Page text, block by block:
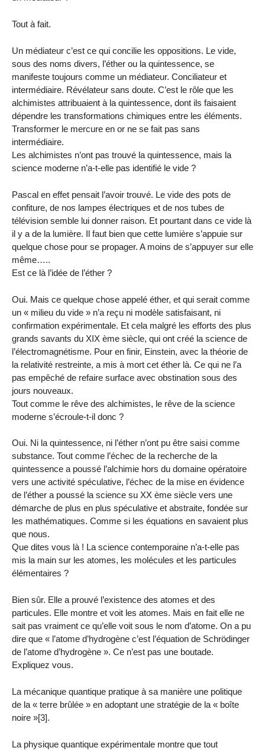
Tout à fait.
Un médiateur c’est ce qui concilie les oppositions. Le vide,
sous des noms divers, l’éther ou la quintessence, se
manifeste toujours comme un médiateur. Conciliateur et
intermédiaire. Révélateur sans doute. C’est le rôle que les
alchimistes attribuaient à la quintessence, dont ils faisaient
dépendre les transformations chimiques entre les éléments.
Transformer le mercure en or ne se fait pas sans
intermédiaire.
Les alchimistes n’ont pas trouvé la quintessence, mais la
science moderne n’a-t-elle pas identifié le vide ?
Pascal en effet pensait l’avoir trouvé. Le vide des pots de
confiture, de nos lampes électriques et de nos tubes de
télévision semble lui donner raison. Et pourtant dans ce vide là
il y a de la lumière. Il faut bien que cette lumière s’appuie sur
quelque chose pour se propager. A moins de s’appuyer sur elle
même…..
Est ce là l’idée de l’éther ?
Oui. Mais ce quelque chose appelé éther, et qui serait comme
un « milieu du vide » n’a reçu ni modèle satisfaisant, ni
confirmation expérimentale. Et cela malgré les efforts des plus
grands savants du XIX ème siècle, qui ont créé la science de
l’électromagnétisme. Pour en finir, Einstein, avec la théorie de
la relativité restreinte, a mis à mort cet éther là. Ce qui ne l’a
pas empêché de refaire surface avec obstination sous des
jours nouveaux.
Tout comme le rêve des alchimistes, le rêve de la science
moderne s’écroule-t-il donc ?
Oui. Ni la quintessence, ni l’éther n’ont pu être saisi comme
substance. Tout comme l’échec de la recherche de la
quintessence a poussé l’alchimie hors du domaine opératoire
vers une activité spéculative, l’échec de la mise en évidence
de l’éther a poussé la science su XX ème siècle vers une
démarche de plus en plus spéculative et abstraite, fondée sur
les mathématiques. Comme si les équations en savaient plus
que nous.
Que dites vous là ! La science contemporaine n’a-t-elle pas
mis la main sur les atomes, les molécules et les particules
élémentaires ?
Bien sûr. Elle a prouvé l’existence des atomes et des
particules. Elle montre et voit les atomes. Mais en fait elle ne
sait pas vraiment ce qu’elle voit sous le nom d’atome. On a pu
dire que « l’atome d’hydrogène c’est l’équation de Schrödinger
de l’atome d’hydrogène ». Ce n’est pas une boutade.
Expliquez vous.
La mécanique quantique pratique à sa manière une politique
de la « terre brûlée » en adoptant une stratégie de la « boîte
noire »[3].
La physique quantique expérimentale montre que tout